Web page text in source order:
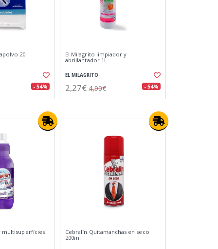
20
- 54%
El Milagrito limpiador y
abrillantador 1L
EL MILAGRITO
2,27€ 4,90€ - 54%
multisuperfícies
Cebralín Quitamanchas en seco
200ml